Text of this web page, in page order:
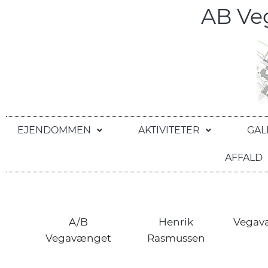
AB
EJENDOMMEN AKTIVITETER
AFFALD
A/B
Vegavænget
Henrik
Rasmussen